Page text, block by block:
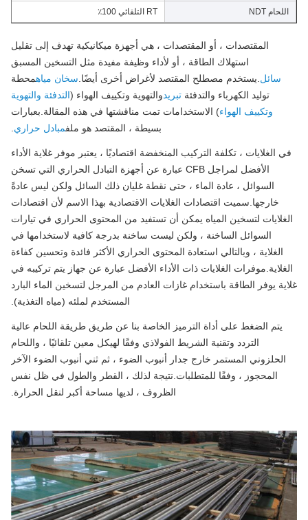
المقتصدات ، أو المقتصدات ، هي أجهزة ميكانيكية تهدف إلى تقليل
استهلاك الطاقة ، أو لأداء وظيفة مفيدة مثل التسخين المسبق
.يستخدم مصطلح المقتصد لأغراض أخرى أيضًا. سخان مياهمحطة
توليد الكهرباء والتدفئةتبريد والتهوية وتكييف الهواء (التدفئة والتهوية
وتكييف الهواء ) الاستخدامات تمت مناقشتها في هذه المقالة.بعبارات
بسيطة ، المقتصد هو ملفمبادل حراري.
الغلايات ، تكلفة التركيب المنخفضة اقتصاديًا ، يعتبر موفر غلاية الأداء
الأفضل لمراجل CFB عبارة عن أجهزة التبادل الحراري التي تسخن
السوائل ، عادة الماء ، حتى نقطة غليان ذلك السائل ولكن ليس عادةً
خارجها.سميت اقتصادات الغلايات الاقتصادية بهذا الاسم لأن اقتصادات
لتسخين المياه يمكن أن تستفيد من المحتوى الحراري في تيارات
السوائل الساخنة ، ولكن ليست ساخنة بدرجة كافية لاستخدامها في
الغلاية ، وبالتالي استعادة المحتوى الحراري الأكثر فائدة وتحسين كفاءة
الغلايات ذات الأداء الأفضل عبارة عن جهاز يتم تركيبه في
يوفر الطاقة باستخدام غازات العادم من المرجل لتسخين الماء البارد
المستخدم لملئه (مياه التغذية).
يتم الضغط على أداة الترميز الخاصة بنا عن طريق طريقة اللحام عالية
التردد وتقنية الشريط الفولاذي وفقًا لهيكل معين تلقائيًا ، واللحام
الحلزوني المستمر خارج جدار أنبوب الضوء ، ثم ثني أنبوب الضوء الآخر
المحجوز ، وفقًا للمتطلبات.نتيجة لذلك ، القطر والطول في ظل نفس
الظروف ، لديها مساحة أكبر لنقل الحرارة.